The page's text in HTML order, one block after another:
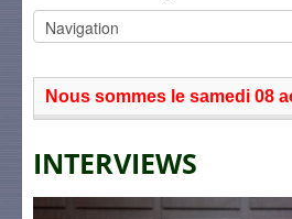
Nous sommes le samedi 08
INTERVIEWS